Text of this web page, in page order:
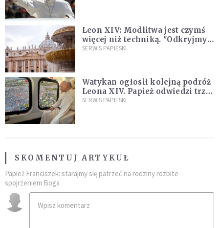
Leon XIV: Modlitwa jest czymś
więcej niż techniką. "Odkryjmy
ją na nowo"
SERWIS PAPIESKI
Watykan ogłosił kolejną podróż
Leona XIV. Papież odwiedzi trzy
kraje Ameryki Południowej
SERWIS PAPIESKI
SKOMENTUJ ARTYKUŁ
Papież Franciszek: starajmy się patrzeć na rodziny rozbite
spojrzeniem Boga